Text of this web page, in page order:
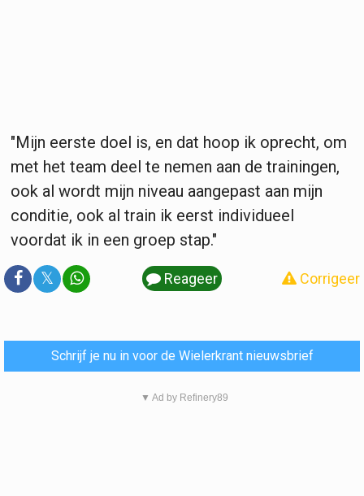
"Mijn eerste doel is, en dat hoop ik oprecht, om
met het team deel te nemen aan de trainingen,
ook al wordt mijn niveau aangepast aan mijn
conditie, ook al train ik eerst individueel
voordat ik in een groep stap."
𝕏 Reageer Corrigeer
Schrijf je nu in voor de Wielerkrant nieuwsbrief
▼ Ad by Refinery89